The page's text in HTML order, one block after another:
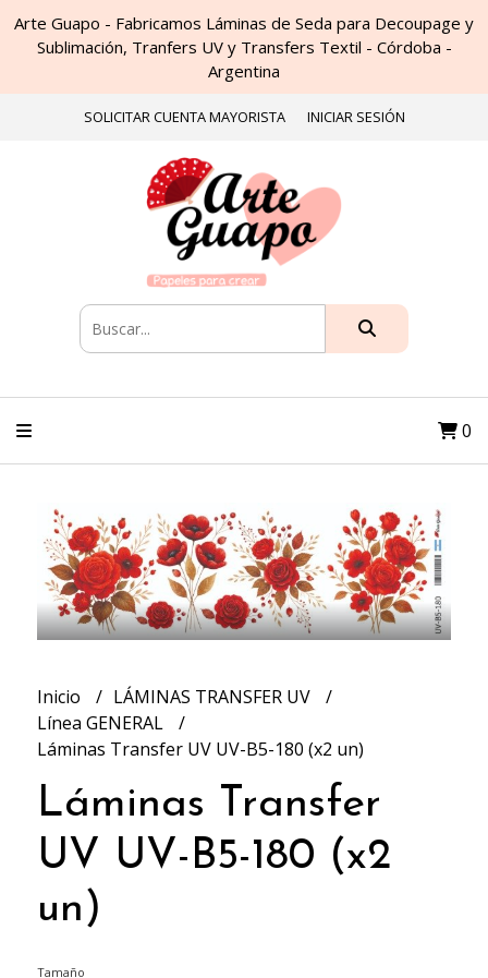
Arte Guapo - Fabricamos Láminas de Seda para Decoupage y
Sublimación, Tranfers UV y Transfers Textil - Córdoba -
Argentina
SOLICITAR CUENTA MAYORISTA INICIAR SESIÓN
0
Inicio
LÁMINAS TRANSFER UV
Línea GENERAL
Láminas Transfer UV UV-B5-180 (x2 un)
Láminas Transfer
UV UV-B5-180 (x2
un)
Tamaño